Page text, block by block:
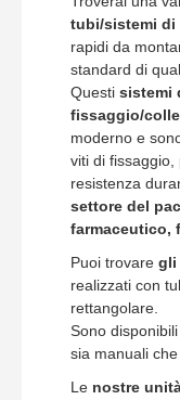
tubi/sistemi di
rapidi da
standard di
Questi sistemi
fissaggio/
moderno e
viti di
resistenza
settore del
farmaceutico,
Puoi trovare gli
realizzati con
rettangolare.
Sono
sia manuali
Le nostre